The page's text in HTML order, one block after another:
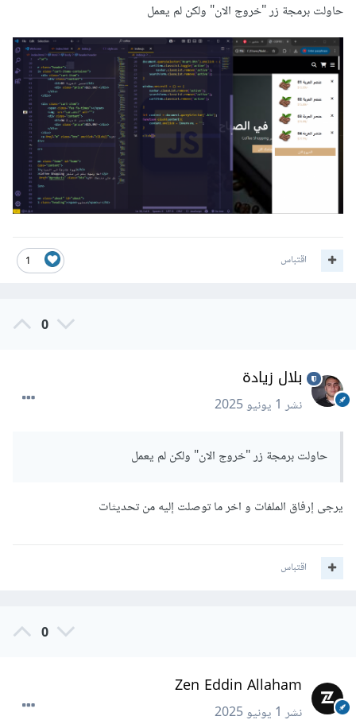
حاولت برمجة زر "خروج الان" ولكن لم يعمل
1 اقتباس
0
بلال زيادة
نشر1 يونيو 2025
حاولت برمجة زر "خروج الان" ولكن لم يعمل
يرجى إرفاق الملفات و اخر ما توصلت إليه من تحديثات
اقتباس
0
Zen Eddin Allaham
نشر1 يونيو 2025